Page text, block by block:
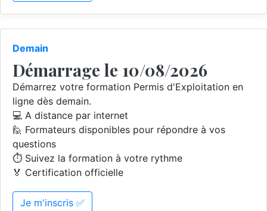
Demain
Démarrage le 10/08/2026
Démarrez votre formation Permis d'Exploitation en
ligne dès demain.
💻 A distance par internet
🙋 Formateurs disponibles pour répondre à vos
questions
⏱️ Suivez la formation à votre rythme
🏅 Certification officielle
Je m'inscris ✅